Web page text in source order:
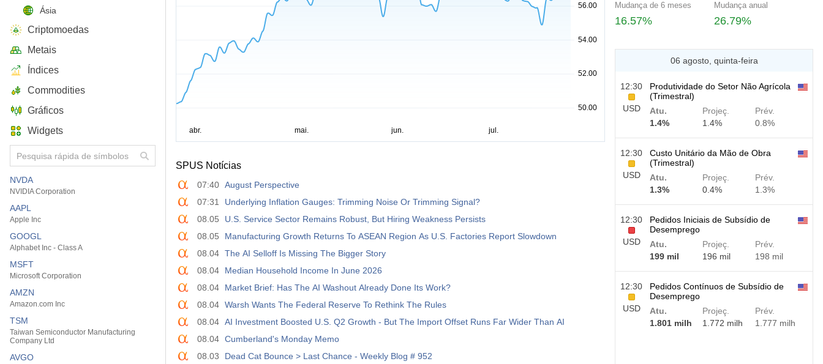
Ásia
Criptomoedas
Metais
Índices
Commodities
Gráficos
Widgets
NVDA
NVIDIA Corporation
AAPL
Apple Inc
GOOGL
Alphabet Inc - Class A
MSFT
Microsoft Corporation
AMZN
Amazon.com Inc
TSM
Taiwan Semiconductor Manufacturing
Company Ltd
AVGO
SPUS Notícias
07:40 August Perspective
07:31
Underlying Inflation Gauges: Trimming Noise Or Trimming Signal?
08.05
U.S. Service Sector Remains Robust, But Hiring Weakness Persists
08.05
Manufacturing Growth Returns To ASEAN Region As U.S. Factories Report Slowdown
08.04 The AI Selloff Is Missing The Bigger Story
08.04
Median Household Income In June 2026
08.04
Market Brief: Has The AI Washout Already Done Its Work?
08.04 Warsh Wants The Federal Reserve To Rethink The Rules
08.04 AI Investment Boosted U.S. Q2 Growth - But The Import Offset Runs Far Wider Than AI
08.04 Cumberland's Monday Memo
08.03
Dead Cat Bounce > Last Chance - Weekly Blog # 952
Mudança de 6 meses
16.57%
Mudança anual
26.79%
06 agosto, quinta-feira
12:30
USD
Produtividade do Setor Não Agrícola
(Trimestral)
Atu.
1.4%
Projeç.
1.4%
Prév.
0.8%
12:30
USD
Custo Unitário da Mão de Obra
(Trimestral)
Atu.
1.3%
Projeç.
0.4%
Prév.
1.3%
12:30
USD
Pedidos Iniciais de Subsídio de
Desemprego
Atu.
199 mil
Projeç.
196 mil
Prév.
198 mil
12:30
USD
Pedidos Contínuos de Subsídio de
Desemprego
Atu.
1.801 milh
Projeç.
1.772 milh
Prév.
1.777 milh